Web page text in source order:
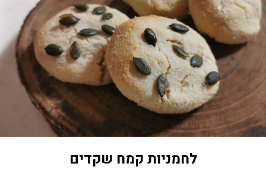
לחמניות קמח שקדים